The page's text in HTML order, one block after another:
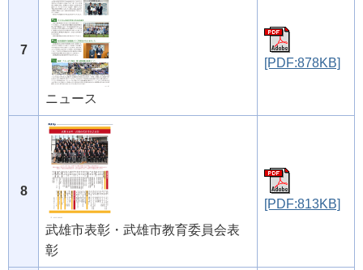
7
ニュース
[PDF:878KB]
8
武雄市表彰・武雄市教育委員会表
彰
[PDF:813KB]